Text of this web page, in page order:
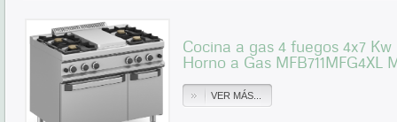
Cocina a gas 4 fuegos 4x7
Horno a Gas MFB711MFG4XL
VER MÁS...